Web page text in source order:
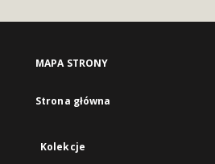
MAPA STRONY
Strona główna
Kolekcje